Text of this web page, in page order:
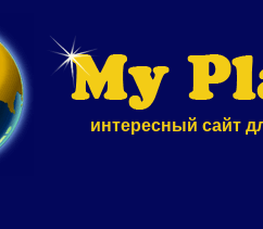
интересный сайт